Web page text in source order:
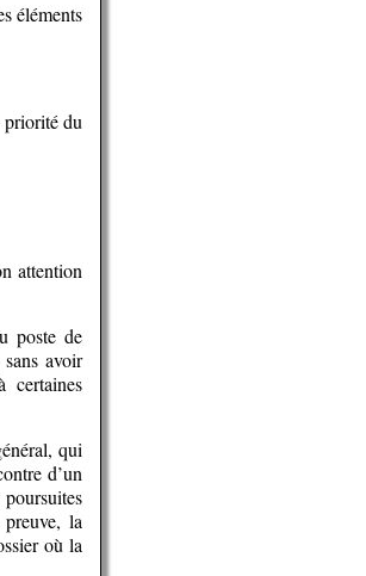
éléments
priorité du
attention
poste de
avoir
certaines
qui
d’un
la
où la